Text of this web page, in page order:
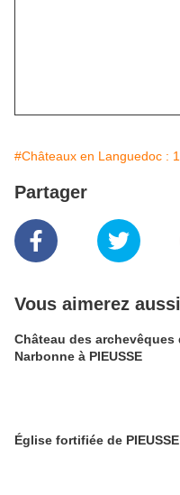
#Châteaux en Languedoc :
Partager
Vous aimerez aussi
Château des archevêques
Narbonne à PIEUSSE
Église fortifiée de PIEUSSE